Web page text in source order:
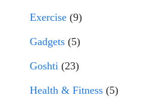
Exercise (9)
Gadgets (5)
Goshti (23)
Health & Fitness (5)